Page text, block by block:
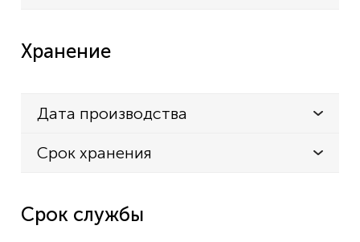
Хранение
Дата производства
Срок хранения
Срок службы